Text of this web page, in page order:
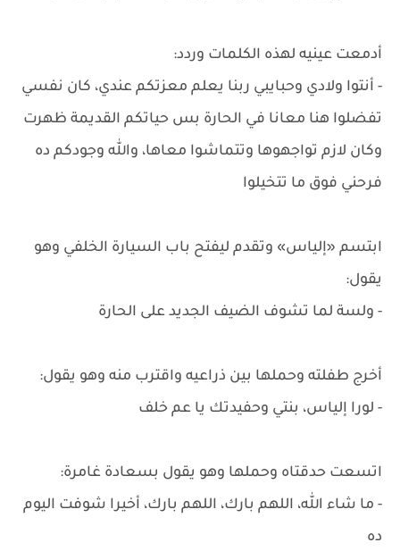
أدمعت عينيه لهذه الكلمات وردد:
- أنتوا ولادي وحبايبي ربنا يعلم معزتكم عندي، كان نفسي
تفضلوا هنا معانا في الحارة بس حياتكم القديمة ظهرت
وكان لازم تواجهوها وتتماشوا معاها، والله وجودكم ده
فرحني فوق ما تتخيلوا
ابتسم «إلياس» وتقدم ليفتح باب السيارة الخلفي وهو
يقول:
- ولسة لما تشوف الضيف الجديد على الحارة
أخرج طفلته وحملها بين ذراعيه واقترب منه وهو يقول:
- لورا إلياس، بنتي وحفيدتك يا عم خلف
اتسعت حدقتاه وحملها وهو يقول بسعادة غامرة:
- ما شاء الله، اللهم بارك، اللهم بارك، أخيرا شوفت اليوم
ده